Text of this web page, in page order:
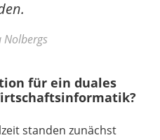
Nolbergs
für ein duales
standen zunächst